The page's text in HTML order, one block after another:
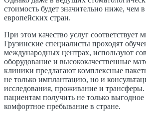
стоимость будет значительно ниже, чем
европейских стран.
При этом качество услуг соответствует
Грузинские специалисты проходят
международных центрах, используют
оборудование и высококачественные
клиники предлагают комплексные
не только имплантацию, но и
исследования, проживание и трансферы.
пациентам получить не только
комфортное пребывание в стране.